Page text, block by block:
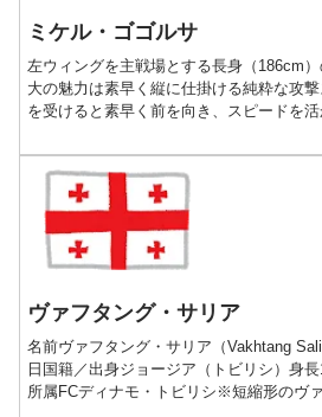
ミケル・ゴゴルサ
左ウィングを主戦場とする長身（186cm
大の魅力は素早く縦に仕掛ける純粋な攻
を受けると素早く前を向き、スピードを
に優れている。
ヴァフタング・サリア
名前ヴァフタング・サリア（Vakhtang
日国籍／出身ジョージア（トビリシ）身
所属FCディナモ・トビリシ※短縮形のヴ